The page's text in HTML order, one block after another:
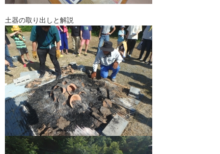
土器の取り出しと解説